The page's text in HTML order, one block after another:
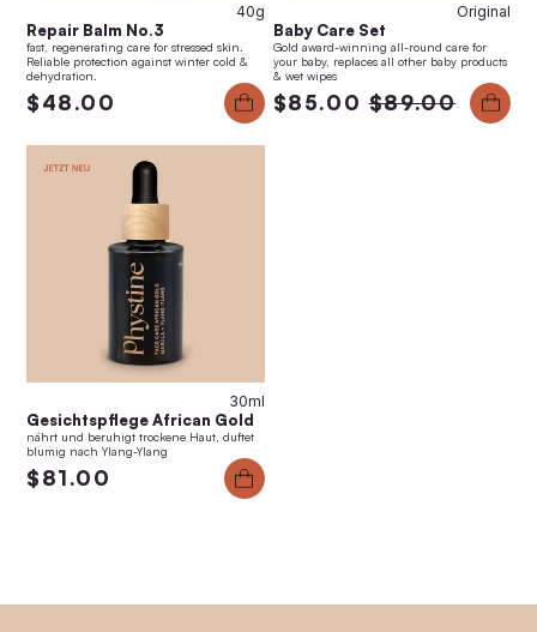
40g
Repair Balm No.3
fast, regenerating care for stressed skin.
Reliable protection against winter cold &
dehydration.
$48.00
Original
Baby Care Set
Gold award-winning all-round care for
your baby, replaces all other baby products
& wet wipes
$85.00$89.00
30ml
Gesichtspflege African Gold
nährt und beruhigt trockene Haut, duftet
blumig nach Ylang-Ylang
$81.00